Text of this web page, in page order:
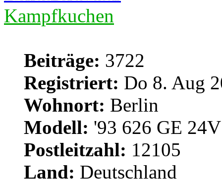
Kampfkuchen
Beiträge: 3722
Registriert: Do 8. Aug
Wohnort: Berlin
Modell: '93 626 GE
Postleitzahl: 12105
Land: Deutschland